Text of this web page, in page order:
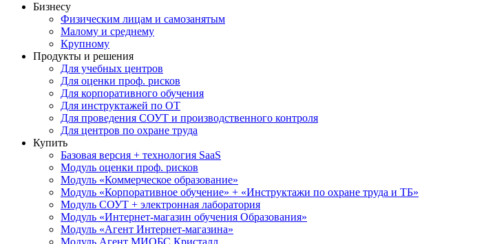
Бизнесу
Физическим лицам и самозанятым
Малому и среднему
Крупному
Продукты и решения
Для учебных центров
Для оценки проф. рисков
Для корпоративного обучения
Для инструктажей по ОТ
Для проведения СОУТ и производственного контроля
Для центров по охране труда
Купить
Базовая версия + технология SaaS
Модуль оценки проф. рисков
Модуль «Коммерческое образование»
Модуль «Корпоративное обучение» + «Инструктажи по охране труда и ТБ»
Модуль СОУТ + электронная лаборатория
Модуль «Интернет-магазин обучения Образования»
Модуль «Агент Интернет-магазина»
Модуль Агент МИОБС Кристалл